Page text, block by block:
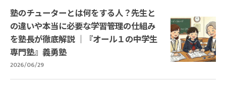
塾のチューターとは何をする人？先生と
の違いや本当に必要な学習管理の仕組み
を塾長が徹底解説 ｜『オール１の中学生
専門塾』義勇塾
2026/06/29